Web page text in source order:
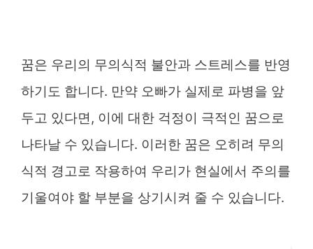
꿈은 우리의 무의식적 불안과 스트레스를 반영
하기도 합니다. 만약 오빠가 실제로 파병을 앞
두고 있다면, 이에 대한 걱정이 극적인 꿈으로
나타날 수 있습니다. 이러한 꿈은 오히려 무의
식적 경고로 작용하여 우리가 현실에서 주의를
기울여야 할 부분을 상기시켜 줄 수 있습니다.